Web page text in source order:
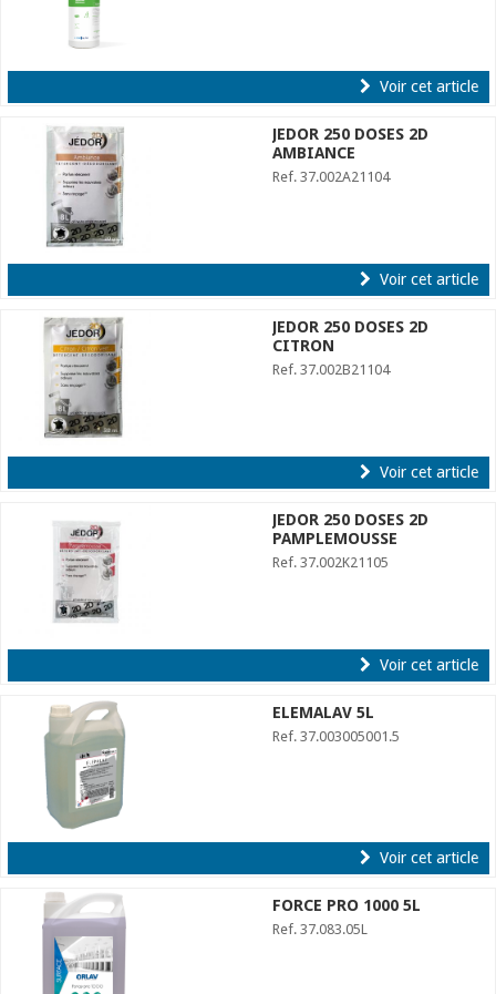
Voir cet article
JEDOR 250 DOSES 2D
AMBIANCE
Ref. 37.002A21104
Voir cet article
JEDOR 250 DOSES 2D
CITRON
Ref. 37.002B21104
Voir cet article
JEDOR 250 DOSES 2D
PAMPLEMOUSSE
Ref. 37.002K21105
Voir cet article
ELEMALAV 5L
Ref. 37.003005001.5
Voir cet article
FORCE PRO 1000 5L
Ref. 37.083.05L